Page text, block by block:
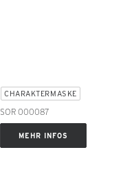
CHARAKTERMASKE
SOR 000087
MEHR INFOS